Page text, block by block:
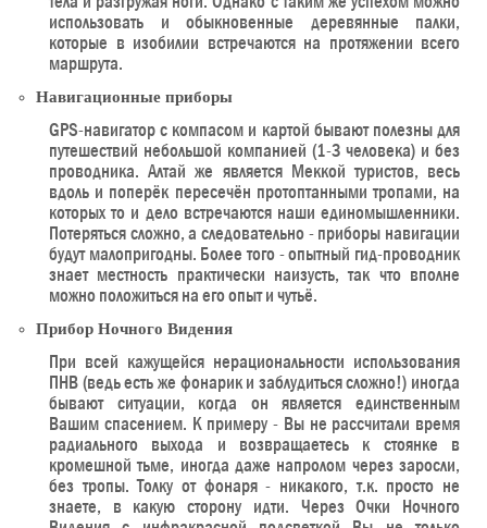
использовать и обыкновенные деревянные палки,
которые в изобилии встречаются на протяжении всего
маршрута.
Навигационные приборы
GPS-навигатор с компасом и картой бывают полезны для
путешествий небольшой компанией (1-3 человека) и без
проводника. Алтай же является Меккой туристов, весь
вдоль и поперёк пересечён протоптанными тропами, на
которых то и дело встречаются наши единомышленники.
Потеряться сложно, а следовательно - приборы навигации
будут малопригодны. Более того - опытный гид-проводник
знает местность практически наизусть, так что вполне
можно положиться на его опыт и чутьё.
Прибор Ночного Видения
При всей кажущейся нерациональности использования
ПНВ (ведь есть же фонарик и заблудиться сложно!) иногда
бывают ситуации, когда он является единственным
Вашим спасением. К примеру - Вы не рассчитали время
радиального выхода и возвращаетесь к стоянке в
кромешной тьме, иногда даже напролом через заросли,
без тропы. Толку от фонаря - никакого, т.к. просто не
знаете, в какую сторону идти. Через Очки Ночного